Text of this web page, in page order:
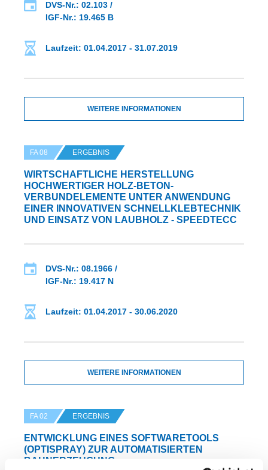
DVS-Nr.: 02.103 /
IGF-Nr.: 19.465 B
Laufzeit: 01.04.2017 - 31.07.2019
WEITERE INFORMATIONEN
FA 08 ERGEBNIS
WIRTSCHAFTLICHE HERSTELLUNG
HOCHWERTIGER HOLZ-BETON-
VERBUNDELEMENTE UNTER ANWENDUNG
EINER INNOVATIVEN SCHNELLKLEBTECHNIK
UND EINSATZ VON LAUBHOLZ - SPEEDTECC
DVS-Nr.: 08.1966 /
IGF-Nr.: 19.417 N
Laufzeit: 01.04.2017 - 30.06.2020
WEITERE INFORMATIONEN
FA 02 ERGEBNIS
ENTWICKLUNG EINES SOFTWARETOOLS
(OPTISPRAY) ZUR AUTOMATISIERTEN
BAHNERZEUGUNG,